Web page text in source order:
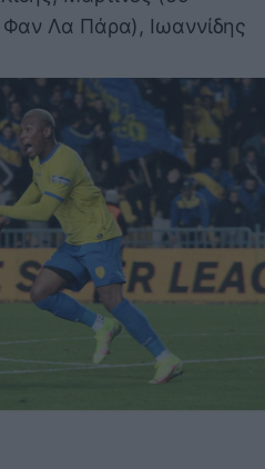
Φαν Λα Πάρα), Ιωαννίδης